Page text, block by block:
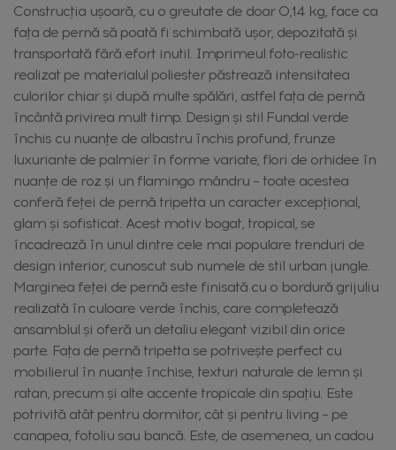
Construcția ușoară, cu o greutate de doar 0,14 kg, face ca
fața de pernă să poată fi schimbată ușor, depozitată și
transportată fără efort inutil. Imprimeul foto-realistic
realizat pe materialul poliester păstrează intensitatea
culorilor chiar și după multe spălări, astfel fața de pernă
încântă privirea mult timp. Design și stil Fundal verde
închis cu nuanțe de albastru închis profund, frunze
luxuriante de palmier în forme variate, flori de orhidee în
nuanțe de roz și un flamingo mândru – toate acestea
conferă feței de pernă tripetta un caracter excepțional,
glam și sofisticat. Acest motiv bogat, tropical, se
încadrează în unul dintre cele mai populare trenduri de
design interior, cunoscut sub numele de stil urban jungle.
Marginea feței de pernă este finisată cu o bordură grijuliu
realizată în culoare verde închis, care completează
ansamblul și oferă un detaliu elegant vizibil din orice
parte. Fața de pernă tripetta se potrivește perfect cu
mobilierul în nuanțe închise, texturi naturale de lemn și
ratan, precum și alte accente tropicale din spațiu. Este
potrivită atât pentru dormitor, cât și pentru living – pe
canapea, fotoliu sau bancă. Este, de asemenea, un cadou